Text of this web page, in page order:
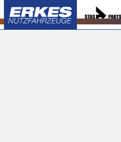
springen
Schubboden / Kabel für